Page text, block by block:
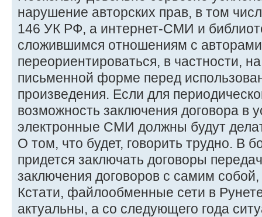
нарушение авторских прав, в том
146 УК РФ, а интернет-СМИ и
сложившимся отношениям с
переориентироваться, в частности,
письменной форме перед
произведения. Если для
возможность заключения договора в
электронные СМИ должны будут
О том, что будет, говорить трудно. В
придется заключать договоры
заключения договоров с самим
Кстати, файлообменные сети в
актуальны, а со следующего года